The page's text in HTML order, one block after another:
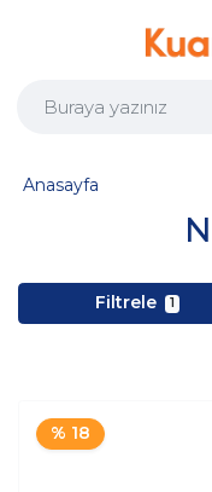
Anasayfa
Filtrele 1
% 18